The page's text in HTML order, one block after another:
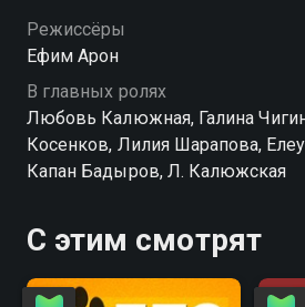
Режиссёры
Ефим Арон
В главных ролях
Любовь Калюжная, Галина
Косенков, Лилия Шарапова,
Капан Бадыров, Л. Калюжская
С этим смотрят